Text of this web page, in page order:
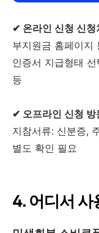
✔ 온라인 신청 신청
부지원금 홈페이지
인증서 지급형태
등
✔ 오프라인 신청 방
지참서류: 신분증,
별도 확인 필요
4. 어디서 사